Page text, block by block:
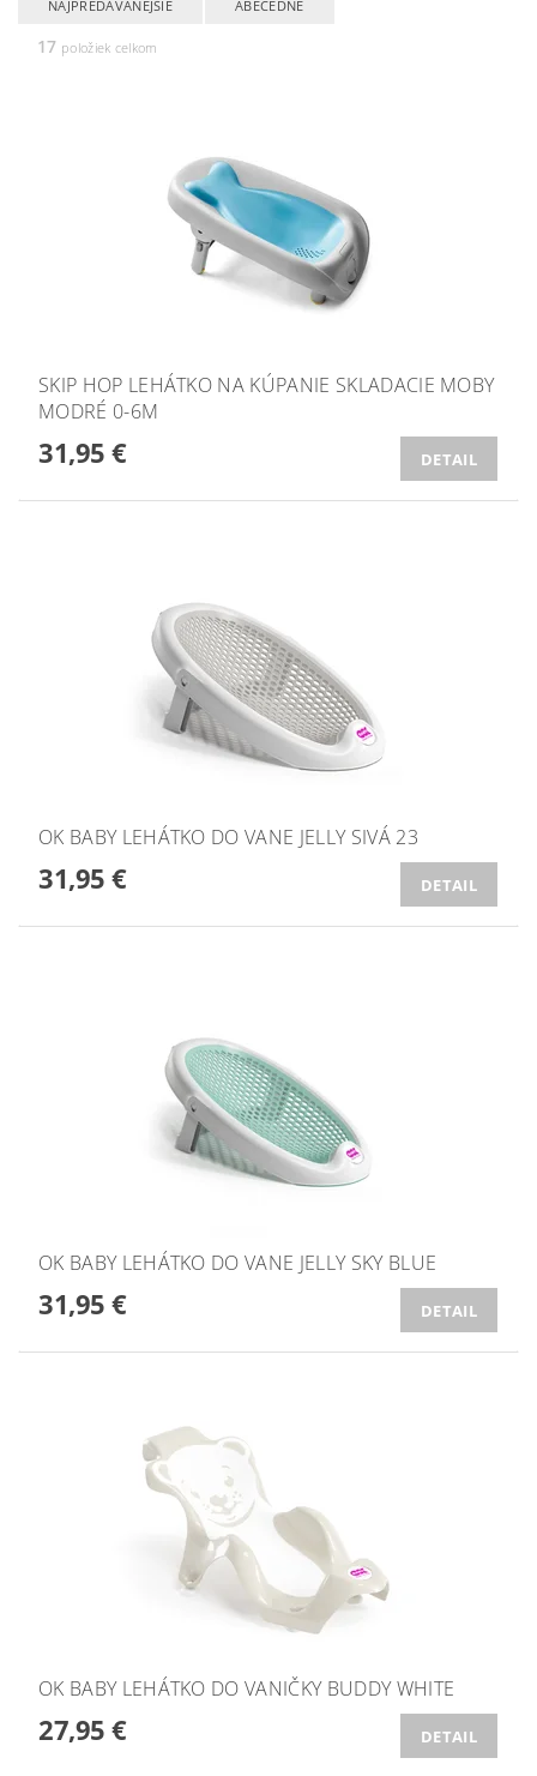
NAJPREDÁVANEJŠIE ABECEDNE
17 položiek celkom
SKIP HOP LEHÁTKO NA KÚPANIE SKLADACIE MOBY
MODRÉ 0-6M
31,95 € DETAIL
OK BABY LEHÁTKO DO VANE JELLY SIVÁ 23
31,95 € DETAIL
OK BABY LEHÁTKO DO VANE JELLY SKY BLUE
31,95 € DETAIL
OK BABY LEHÁTKO DO VANIČKY BUDDY WHITE
27,95 € DETAIL